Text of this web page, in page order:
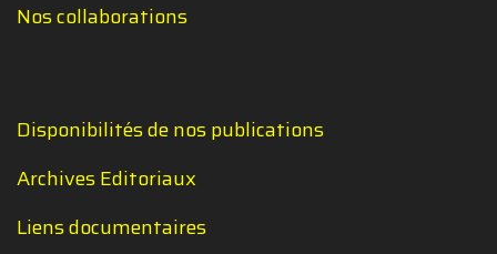
Nos collaborations
Disponibilités de nos publications
Archives Editoriaux
Liens documentaires